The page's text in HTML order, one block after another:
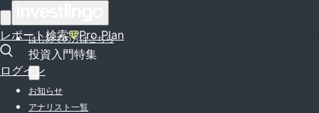
レポート検索 Pro Plan
ログイン
はじめての方はこちら
投資入門特集
お知らせ
アナリスト一覧